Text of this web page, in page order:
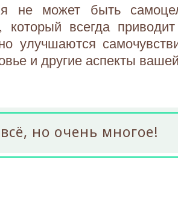
не может быть
который всегда
улучшаются
и другие аспекты
но очень многое!